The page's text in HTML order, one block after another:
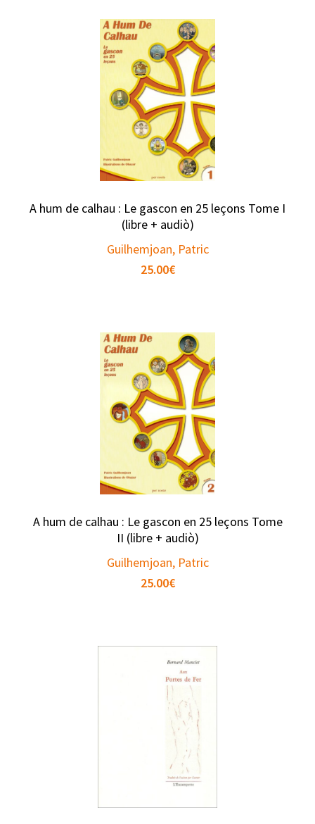
A hum de calhau : Le gascon en 25 leçons Tome I
(libre + audiò)
Guilhemjoan, Patric
25.00€
A hum de calhau : Le gascon en 25 leçons Tome
II (libre + audiò)
Guilhemjoan, Patric
25.00€